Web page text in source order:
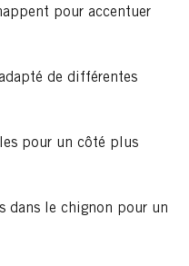
pour accentuer
de différentes
pour un côté plus
le chignon pour un